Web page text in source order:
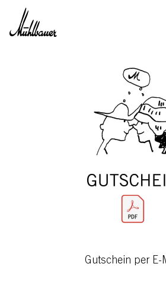
Direkt zum Inhalt
Gutschein per E-